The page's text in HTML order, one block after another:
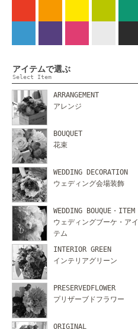
アイテムで選ぶ
Select Item
ARRANGEMENT
アレンジ
BOUQUET
花束
WEDDING DECORATION
ウェディング会場装飾
WEDDING BOUQUE・ITEM
ウェディングブーケ・アイ
テム
INTERIOR GREEN
インテリアグリーン
PRESERVEDFLOWER
プリザーブドフラワー
ORIGINAL